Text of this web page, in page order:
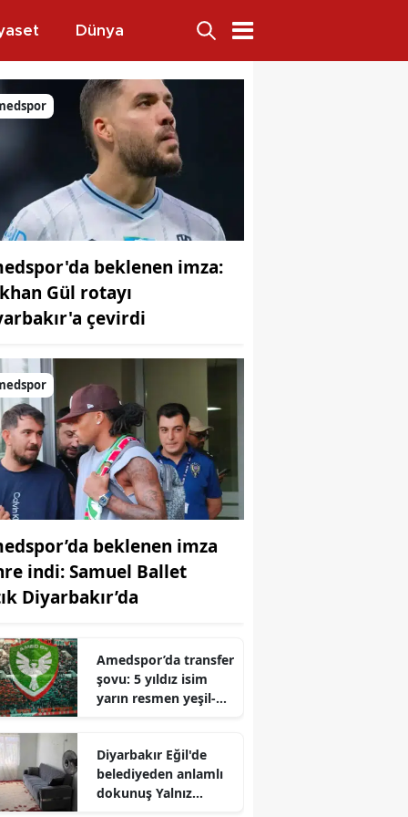
Dünya
yürüyor
beklenen imza:
Gül rotayı
çevirdi
beklenen imza
indi: Samuel Ballet
Diyarbakır’da
Amedspor’da transfer
şovu: 5 yıldız isim
yarın resmen yeşil-
Diyarbakır Eğil'de
belediyeden anlamlı
dokunuş Yalnız